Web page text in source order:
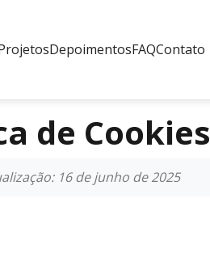
DepoimentosFAQContato
de Cookies
16 de junho de 2025